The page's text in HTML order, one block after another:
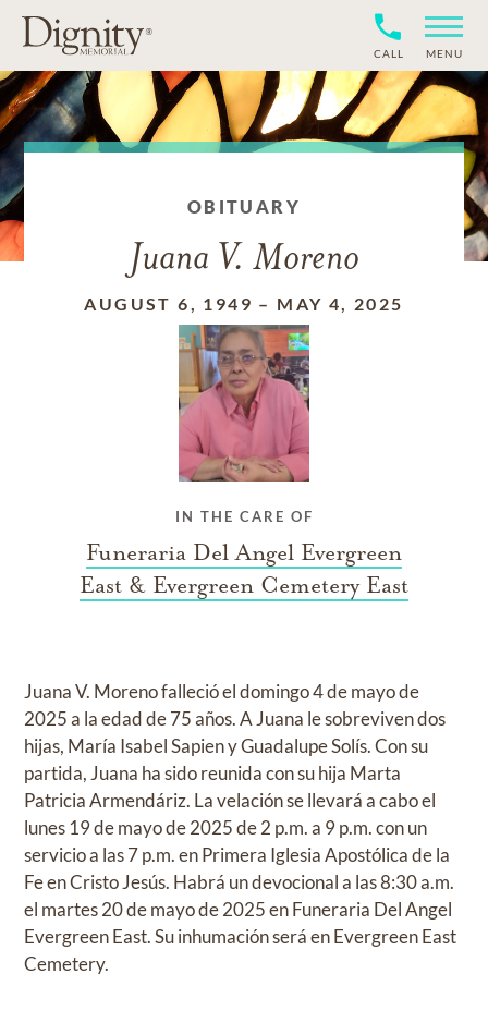
CALL MENU
OBITUARY
Juana V. Moreno
AUGUST 6, 1949 – MAY 4, 2025
IN THE CARE OF
Funeraria Del Angel Evergreen
East & Evergreen Cemetery East
Juana V. Moreno falleció el domingo 4 de mayo de
2025 a la edad de 75 años. A Juana le sobreviven dos
hijas, María Isabel Sapien y Guadalupe Solís. Con su
partida, Juana ha sido reunida con su hija Marta
Patricia Armendáriz. La velación se llevará a cabo el
lunes 19 de mayo de 2025 de 2 p.m. a 9 p.m. con un
servicio a las 7 p.m. en Primera Iglesia Apostólica de la
Fe en Cristo Jesús. Habrá un devocional a las 8:30 a.m.
el martes 20 de mayo de 2025 en Funeraria Del Angel
Evergreen East. Su inhumación será en Evergreen East
Cemetery.